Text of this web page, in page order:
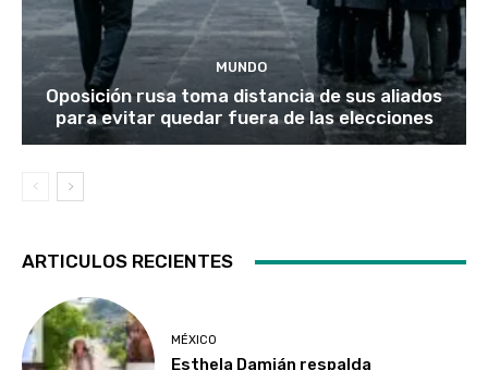
MUNDO
Oposición rusa toma distancia de sus aliados
para evitar quedar fuera de las elecciones
ARTICULOS RECIENTES
MÉXICO
Esthela Damián respalda